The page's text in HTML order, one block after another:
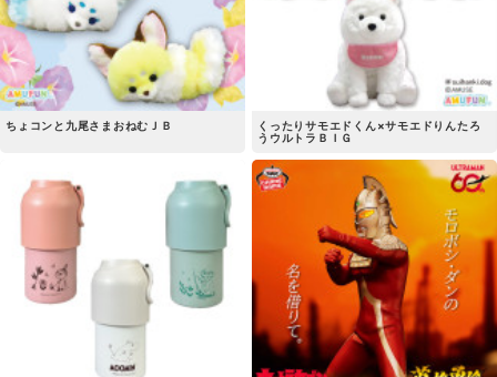
ちょコンと九尾さまおねむＪＢ
くったりサモエドくん×サモエドりんたろ
うウルトラＢＩＧ